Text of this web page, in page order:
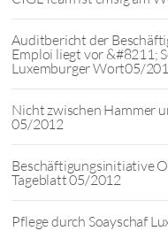
Auditbericht der
Emploi liegt vor &#8211;
Luxemburger Wort05/
Nicht zwischen Hammer
05/2012
Beschäftigungsinitiative
Tageblatt 05/2012
Pflege durch Soayschaf